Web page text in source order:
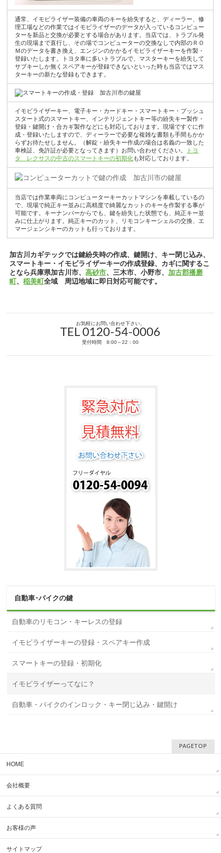
通常、イモビライザー装備の車両のキーを紛失すると、ディーラー、修
理工場などの作業ではイモビライザーのデータが入っているコンピュー
ターを新品と交換が必要とする場合があります。当店では、トラブル発
生の現場まで直行し、その場でコンピューターの交換なしで内部のＲＯ
Ｍのデータを書き換え、エンジンのかかるイモビライザーキーを作製・
登録いたします。トヨタ車に多いトラブルで、マスターキーを紛失して
サブキーしか無くスペアキーが登録できないといった時も当店ではマス
ターキーの新たな登録もできます。
イモビライザーキー、電子キー・カードキー・スマートキー・プッシュ
スタート式のスマートキー、インテリジェントキー等の紛失キー製作・
登録・鍵開け・合カギ製作などにも対応しております。現場ですぐに作
成・登録いたしますので、ディーラーで必要な複雑な書類も手間もかか
らずお待たせしません。（解錠・紛失キー作成の場合は名義の一致した
車検証、免許証が必要となってきます）お問い合わせください。
トヨ
タ レクサスの中古のスマートキーの初期化も対応しております。
当店では作業車両にコンピューターキーカットマシンを車載しているの
で、現場で純正キー並みに高精度で綺麗なカットのキーを作製する事が
可能です。キーナンバーからでも、鍵を紛失した状態でも、純正キー並
みに仕上がります。純正キーのカット、リモコンキーシェルの交換、エ
マージェンシキーのカットも行っております。
加古川カギテックでは鍵紛失時の作成、鍵開け、キー閉じ込み、
スマートキー・イモビライザーキーの作成登録、カギに関するこ
となら兵庫県加古川市、高砂市、三木市、小野市、 加古郡播磨
町、稲美町全域 周辺地域に即日対応可能です。
お気軽にお問い合わせ下さい。
TEL 0120-54-0006
受付時間 8:00～22：00
自動車･バイクの鍵
自動車のリモコン・キーレスの登録
イモビライザーキーの登録・スペアキー作成
スマートキーの登録・初期化
イモビライザーってなに？
自動車・バイクのインロック・キー閉じ込み・鍵開け
PAGETOP
HOME
会社概要
よくある質問
お客様の声
サイトマップ